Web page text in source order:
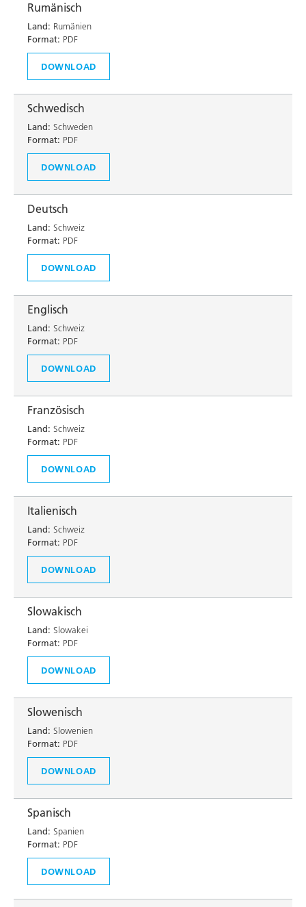
Rumänisch
Land: Rumänien
Format: PDF
DOWNLOAD
Schwedisch
Land: Schweden
Format: PDF
DOWNLOAD
Deutsch
Land: Schweiz
Format: PDF
DOWNLOAD
Englisch
Land: Schweiz
Format: PDF
DOWNLOAD
Französisch
Land: Schweiz
Format: PDF
DOWNLOAD
Italienisch
Land: Schweiz
Format: PDF
DOWNLOAD
Slowakisch
Land: Slowakei
Format: PDF
DOWNLOAD
Slowenisch
Land: Slowenien
Format: PDF
DOWNLOAD
Spanisch
Land: Spanien
Format: PDF
DOWNLOAD